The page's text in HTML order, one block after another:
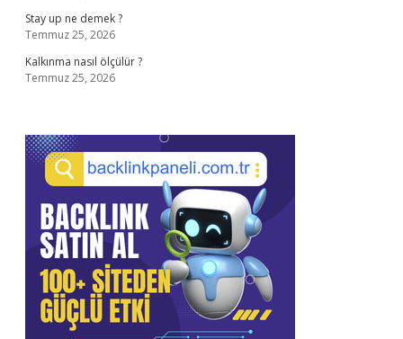
Stay up ne demek ?
Temmuz 25, 2026
Kalkınma nasıl ölçülür ?
Temmuz 25, 2026